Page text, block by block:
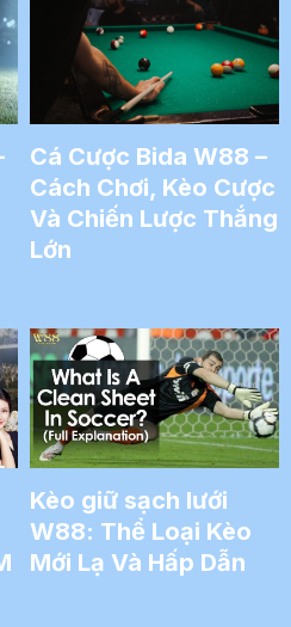
Cá Cược Bida W88 –
Cách Chơi, Kèo Cược
Và Chiến Lược Thắng
Lớn
Kèo giữ sạch lưới
W88: Thể Loại Kèo
Mới Lạ Và Hấp Dẫn